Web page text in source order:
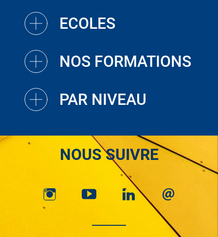
ECOLES
NOS FORMATIONS
PAR NIVEAU
NOUS SUIVRE